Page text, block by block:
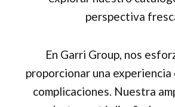
perspectiva
En Garri Group, nos
proporcionar una experiencia
complicaciones. Nuestra